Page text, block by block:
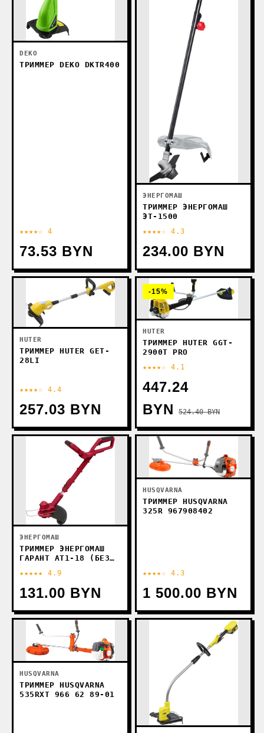
DEKO
ТРИММЕР DEKO DKTR400
★★★★☆ 4
73.53 BYN
ЭНЕРГОМАШ
ТРИММЕР ЭНЕРГОМАШ
ЭТ-1500
★★★★☆ 4.3
234.00 BYN
HUTER
ТРИММЕР HUTER GET-
28LI
★★★★☆ 4.4
257.03 BYN
-15%
HUTER
ТРИММЕР HUTER GGT-
2900T PRO
★★★★☆ 4.1
447.24
BYN
524.40 BYN
ЭНЕРГОМАШ
ТРИММЕР ЭНЕРГОМАШ
ГАРАНТ АТ1-18 (БЕЗ
★★★★★ 4.9
131.00 BYN
HUSQVARNA
ТРИММЕР HUSQVARNA
325R 967908402
★★★★☆ 4.3
1 500.00 BYN
HUSQVARNA
ТРИММЕР HUSQVARNA
535RXT 966 62 89-01